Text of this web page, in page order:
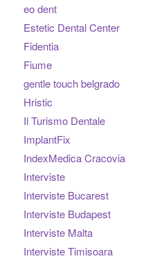
eo dent
Estetic Dental Center
Fidentia
Fiume
gentle touch belgrado
Hristic
Il Turismo Dentale
ImplantFix
IndexMedica Cracovia
Interviste
Interviste Bucarest
Interviste Budapest
Interviste Malta
Interviste Timisoara